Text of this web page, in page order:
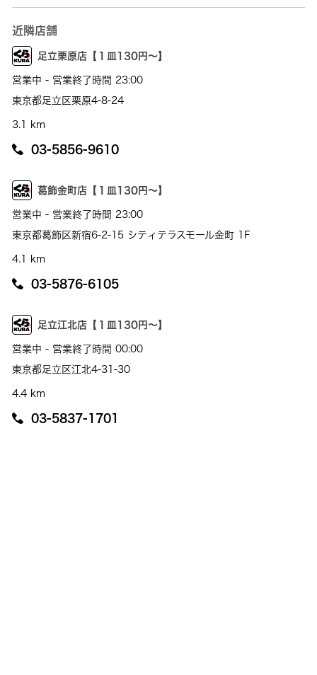
近隣店舗
足立栗原店【１皿130円～】
営業中 - 営業終了時間 23:00
東京都足立区栗原4-8-24
3.1 km
03-5856-9610
葛飾金町店【１皿130円～】
営業中 - 営業終了時間 23:00
東京都葛飾区新宿6-2-15 シティテラスモール金町 1F
4.1 km
03-5876-6105
足立江北店【１皿130円～】
営業中 - 営業終了時間 00:00
東京都足立区江北4-31-30
4.4 km
03-5837-1701